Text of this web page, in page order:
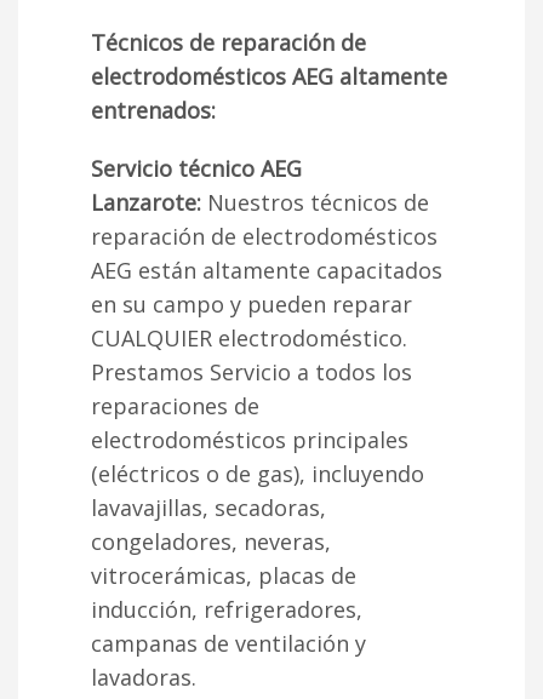
Técnicos de reparación de
electrodomésticos AEG altamente
entrenados:
Servicio técnico AEG
Lanzarote: Nuestros técnicos de
reparación de electrodomésticos
AEG están altamente capacitados
en su campo y pueden reparar
CUALQUIER electrodoméstico.
Prestamos Servicio a todos los
reparaciones de
electrodomésticos principales
(eléctricos o de gas), incluyendo
lavavajillas, secadoras,
congeladores, neveras,
vitrocerámicas, placas de
inducción, refrigeradores,
campanas de ventilación y
lavadoras.